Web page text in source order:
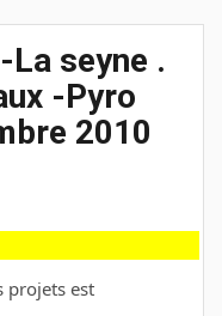
seyne .
-Pyro
2010
projets est